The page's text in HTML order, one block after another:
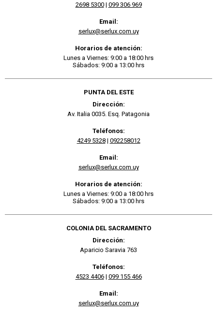
2698 5300| 099 306 969
Email:
serlux@serlux.com.uy
Horarios de atención:
Lunes a Viernes: 9:00 a 18:00 hrs
Sábados: 9:00 a 13:00 hrs
PUNTA DEL ESTE
Dirección:
Av. Italia 0035. Esq. Patagonia
Teléfonos:
4249 5328| 092258012
Email:
serlux@serlux.com.uy
Horarios de atención:
Lunes a Viernes: 9:00 a 18:00 hrs
Sábados: 9:00 a 13:00 hrs
COLONIA DEL SACRAMENTO
Dirección:
Aparicio Saravia 763
Teléfonos:
4523 4406| 099 155 466
Email:
serlux@serlux.com.uy